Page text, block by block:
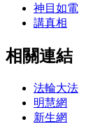
神目如電
講真相
相關連結
法輪大法
明慧網
新生網